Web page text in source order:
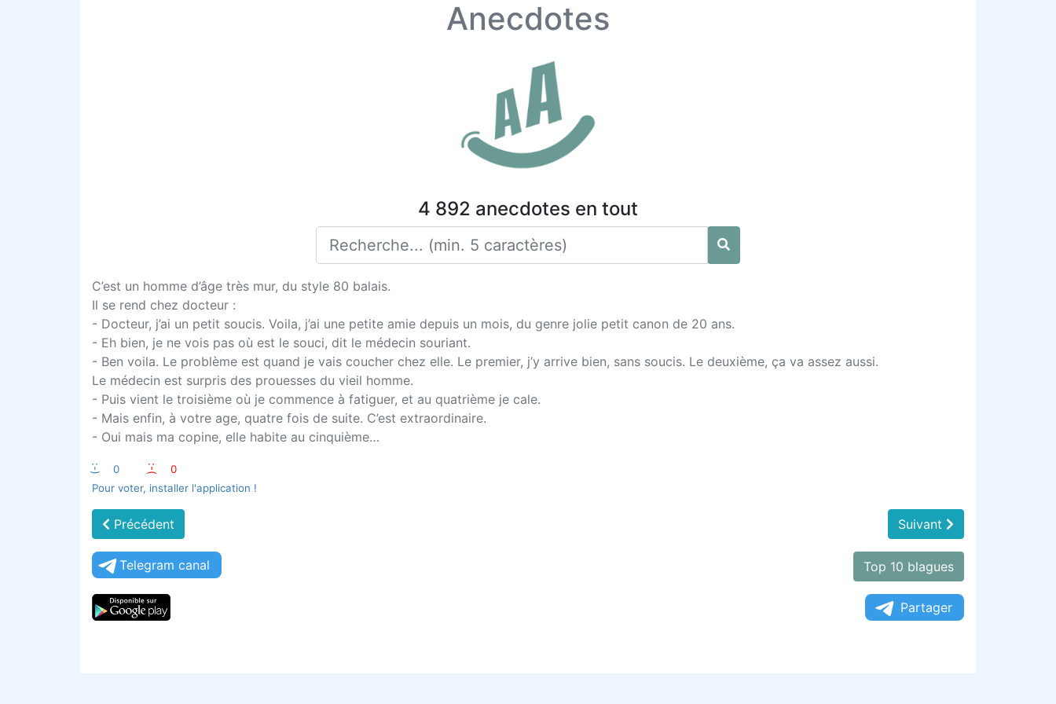
Anecdotes
4 892 anecdotes en tout
C’est un homme d’âge très mur, du style 80 balais.
Il se rend chez docteur :
- Docteur, j’ai un petit soucis. Voila, j’ai une petite amie depuis un mois, du genre jolie petit canon de 20 ans.
- Eh bien, je ne vois pas où est le souci, dit le médecin souriant.
- Ben voila. Le problème est quand je vais coucher chez elle. Le premier, j’y arrive bien, sans soucis. Le deuxième, ça va assez aussi.
Le médecin est surpris des prouesses du vieil homme.
- Puis vient le troisième où je commence à fatiguer, et au quatrième je cale.
- Mais enfin, à votre age, quatre fois de suite. C’est extraordinaire.
- Oui mais ma copine, elle habite au cinquième…
:-) 0 :-(
0
Pour voter, installer l'application !
Précédent Suivant
Telegram canal Top 10 blagues
Partager